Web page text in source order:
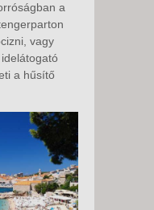
a
vagy
a hűsítő